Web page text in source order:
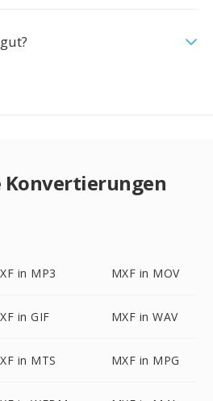
Konvertierungen
in MP3 MXF in MOV
in GIF MXF in WAV
in MTS MXF in MPG